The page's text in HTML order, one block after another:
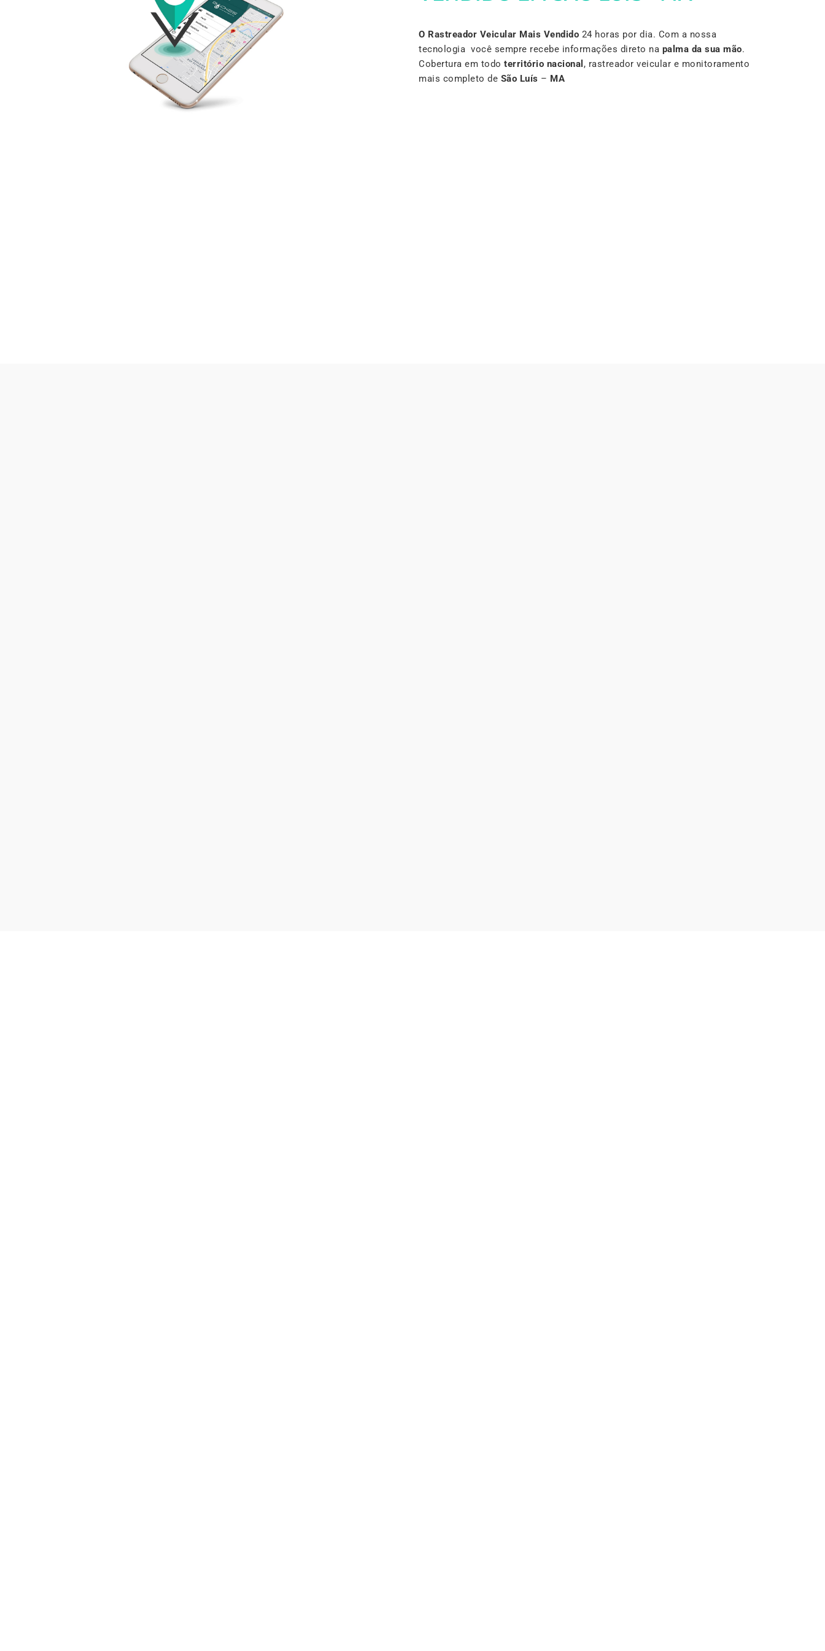
O Rastreador Veicular Mais Vendido 24 horas por dia. Com a nossa
tecnologia você sempre recebe informações direto na palma da sua mão.
Cobertura em todo território nacional , rastreador veicular e monitoramento
mais completo de São Luís – MA